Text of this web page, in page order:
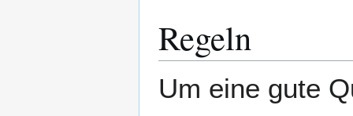
Regeln
Um eine gute